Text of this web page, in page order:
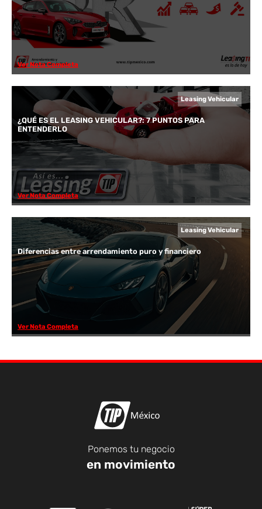
Ver Nota Completa
Leasing Vehicular
¿QUÉ ES EL LEASING VEHICULAR?: 7 PUNTOS PARA
ENTENDERLO
Ver Nota Completa
Leasing Vehicular
Diferencias entre arrendamiento puro y financiero
Ver Nota Completa
Ponemos tu negocio
en movimiento